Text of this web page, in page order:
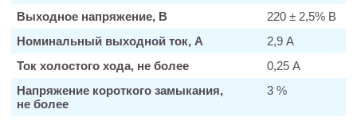
Выходное напряжение, В
220 ± 2,5% В
Номинальный выходной ток, А
2,9 А
Ток холостого хода, не более
0,25 А
Напряжение короткого замыкания,
не более
3 %